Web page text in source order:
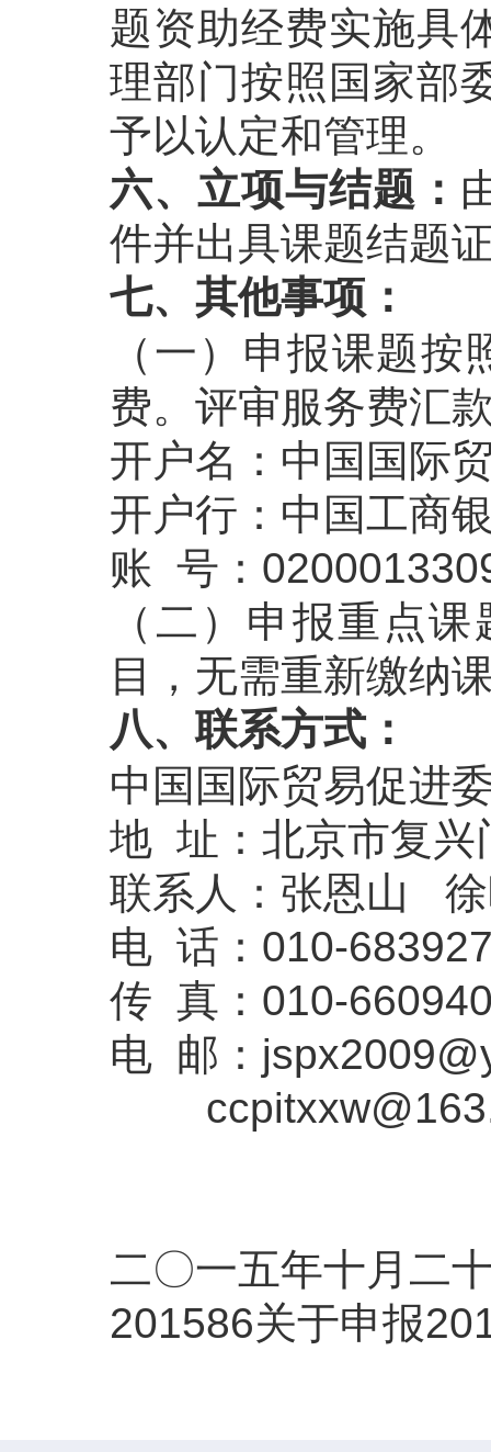
题资助经费实施具
理部门按照国家部
予以认定和管理。
六、立项与结题：
件并出具课题结题
七、其他事项：
（一）申报课题
费。评审服务费汇
开户名：中国国际
开户行：中国工商
账 号：
（二）申报重点
目，无需重新缴纳
八、联系方式：
中国国际贸易促进
地 址：北京市复兴
联系人：张恩山
电 话：010-
传 真：010-
电 邮：
二〇一五年十月二
201586关于申报